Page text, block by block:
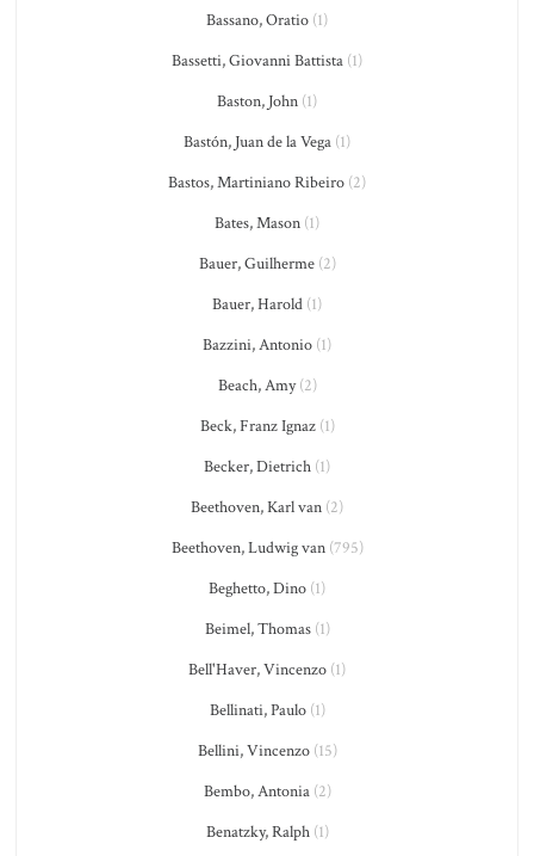
Bassano, Oratio (1)
Bassetti, Giovanni Battista (1)
Baston, John (1)
Bastón, Juan de la Vega (1)
Bastos, Martiniano Ribeiro (2)
Bates, Mason (1)
Bauer, Guilherme(2)
Bauer, Harold (1)
Bazzini, Antonio (1)
Beach, Amy(2)
Beck, Franz Ignaz(1)
Becker, Dietrich (1)
Beethoven, Karl van (2)
Beethoven, Ludwig van(795)
Beghetto, Dino (1)
Beimel, Thomas(1)
Bell'Haver, Vincenzo (1)
Bellinati, Paulo(1)
Bellini, Vincenzo(15)
Bembo, Antonia(2)
Benatzky, Ralph(1)